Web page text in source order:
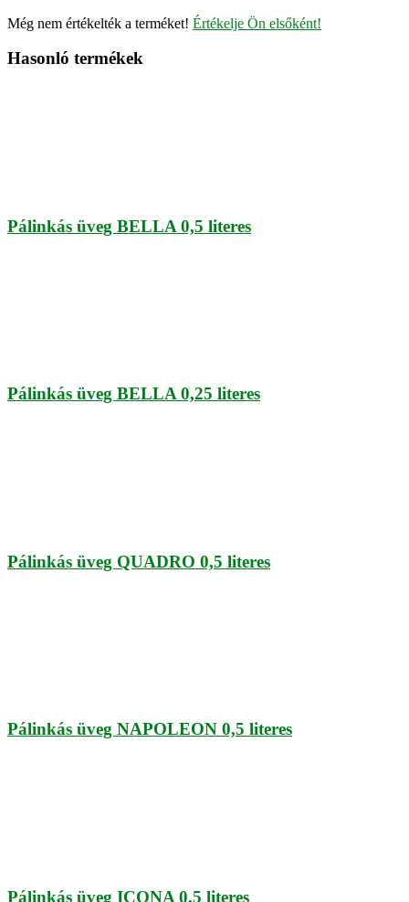
Még nem értékelték a terméket! Értékelje Ön elsőként!
Hasonló termékek
Pálinkás üveg BELLA 0,5 literes
Pálinkás üveg BELLA 0,25 literes
Pálinkás üveg QUADRO 0,5 literes
Pálinkás üveg NAPOLEON 0,5 literes
Pálinkás üveg ICONA 0,5 literes